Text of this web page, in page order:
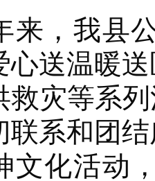
我县公
心送温暖
救灾等系
联系和团
文化活动